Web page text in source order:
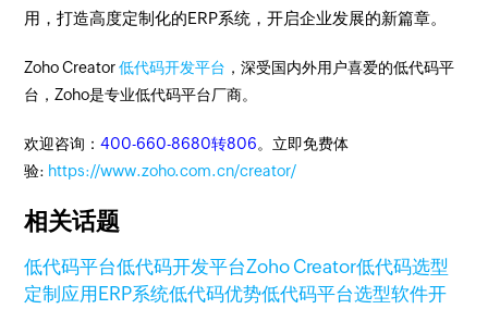
用，打造高度定制化的ERP系统，开启企业发展的新篇章。
Zoho Creator低代码开发平台 ，深受国内外用户喜爱的低代码平
台，Zoho是专业低代码平台厂商。
欢迎咨询：400-660-8680转806。立即免费体
验: https://www.zoho.com.cn/creator/
相关话题
低代码平台低代码开发平台Zoho Creator低代码选型
定制应用 ERP系统低代码优势低代码平台选型软件开